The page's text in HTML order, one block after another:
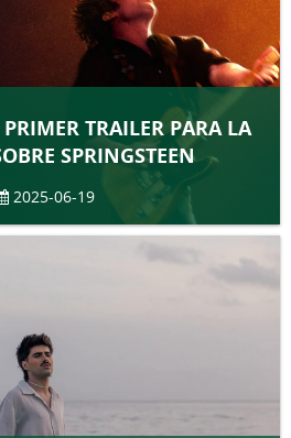
TRAILER PARA LA
SPRINGSTEEN
2025-06-19